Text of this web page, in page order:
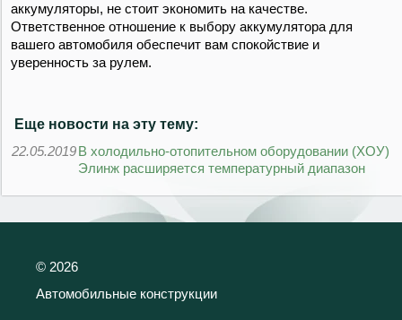
аккумуляторы, не стоит экономить на качестве.
Ответственное отношение к выбору аккумулятора для
вашего автомобиля обеспечит вам спокойствие и
уверенность за рулем.
Еще новости на эту тему:
22.05.2019В холодильно-отопительном оборудовании (ХОУ)
Элинж расширяется температурный диапазон
© 2026
Автомобильные конструкции